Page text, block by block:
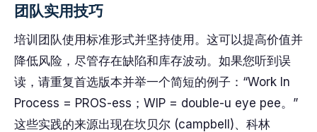
团队实用技巧
培训团队使用标准形式并坚持使用。这可以提高价值并
降低风险，尽管存在缺陷和库存波动。如果您听到误
读，请重复首选版本并举一个简短的例子：“Work In
Process = PROS-ess；WIP = double-u eye pee。”
这些实践的来源出现在坎贝尔 (campbell)、科林